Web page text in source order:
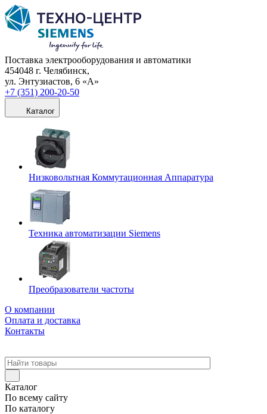
Поставка электрооборудования и автоматики
454048 г. Челябинск,
ул. Энтузиастов, 6 «А»
+7 (351) 200-20-50
Каталог
Низковольтная Коммутационная Аппаратура
Техника автоматизации Siemens
Преобразователи частоты
О компании
Оплата и доставка
Контакты
Каталог
По всему сайту
По каталогу